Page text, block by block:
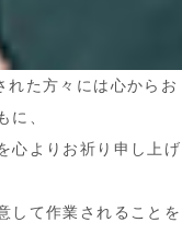
れた方々には心からお
に、
心よりお祈り申し上げ
して作業されることを